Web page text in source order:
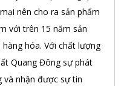
nên cho ra sản phẩm
với trên 15 năm sản
hóa. Với chất lượng
Quang Đông sự phát
nhận được sự tin